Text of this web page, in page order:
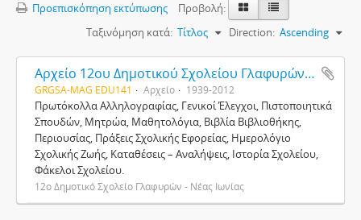
Προεπισκόπηση εκτύπωσης
Προβολή:
Ταξινόμηση κατά: Τίτλος Direction: Ascending
Αρχείο 12ου Δημοτικού Σχολείου Γλαφυρών - Νέας Ιωνίας
GRGSA-MAG EDU141 Αρχείο 1939-2012
Πρωτόκολλα Αλληλογραφίας, Γενικοί Έλεγχοι, Πιστοποιητικά
Σπουδών, Μητρώα, Μαθητολόγια, Βιβλία Βιβλιοθήκης,
Περιουσίας, Πράξεις Σχολικής Εφορείας, Ημερολόγιο
Σχολικής Ζωής, Καταθέσεις – Αναλήψεις, Ιστορία Σχολείου,
Φάκελοι Σχολείου.
12ο Δημοτικό Σχολείο Γλαφυρών - Νέας Ιωνίας